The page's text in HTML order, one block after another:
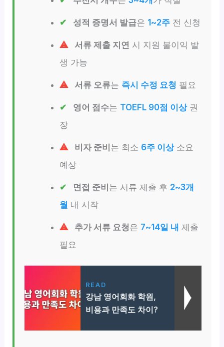
성적 증명서 발급은 1~2주전 신청
서류 제출 지연 시 지원 불이익 발
생 가능
서류 오류는 즉시 수정 요청 필요
영어 점수는 TOEFL 90점 이상권
장
비자 준비는 최소 6주 이상소요
예상
면접 준비는 서류 제출 후 2~3개
월 내 시작
추가 서류 요청은 7~14일 내 제출
필요
READ
강남 영어회화 학원,
비용과 만족도 차이?